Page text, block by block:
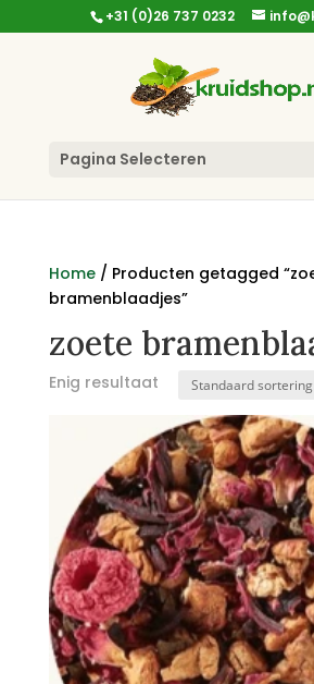
+31 (0)26 737 0232
Pagina Selecteren
Home/ Producten getagged
bramenblaadjes”
zoete
Enig resultaat